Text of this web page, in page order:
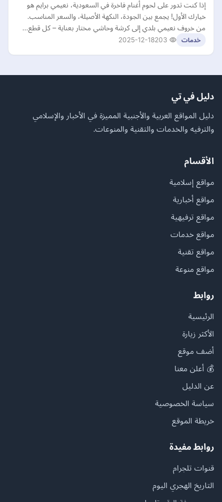
إذا كنت تدور على لحوم أغنام فاخرة في السعودية، نعيمي برايم هو
خيارك الأول! يجمع بين الجودة، النكهة الأصيلة، والسعر المناسب.
من خروف نعيمي بلدي إلى كرشة وحاشي مختار بعناية – كل قطع…
خدمات 2025-12-18
دليل في تي
دليل المواقع العربية والأجنبية المميزة في الأخبار والإسلامي
والترفيه والخدمات والتقنية والمنوعات.
الأقسام
مواقع إسلامية
مواقع أخبارية
مواقع ترفيهية
مواقع خدمات
مواقع تقنية
مواقع منوعة
روابط
الرئيسية
الأكثر زيارة
أضف موقع
💰 أعلن معنا
عن الدليل
سياسة الخصوصية
خريطة الموقع
روابط مفيدة
قنوات تلجرام
التاريخ الهجري اليوم